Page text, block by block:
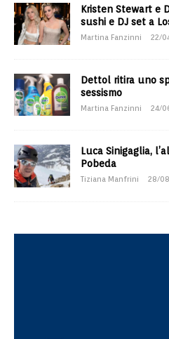
Kristen Stewart e
sushi e DJ set a
Martina Fanzinni 22/
Dettol ritira uno
sessismo
Martina Fanzinni 24/
Luca Sinigaglia,
Pobeda
Tiziana Manfrini 28/